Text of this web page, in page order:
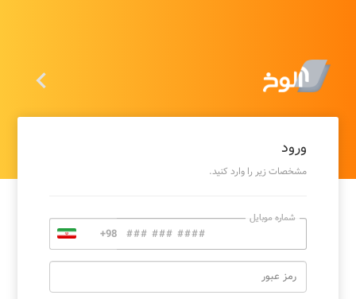

ورود
مشخصات زیر را وارد کنید.
شماره موبایل
رمز عبور